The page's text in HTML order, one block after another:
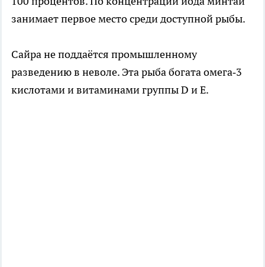
занимает первое место среди доступной рыбы.
Сайра не поддаётся промышленному
разведению в неволе. Эта рыба богата омега‑3
кислотами и витаминами группы D и E.